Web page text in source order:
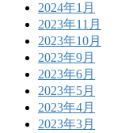
2024年1月
2023年11月
2023年10月
2023年9月
2023年6月
2023年5月
2023年4月
2023年3月